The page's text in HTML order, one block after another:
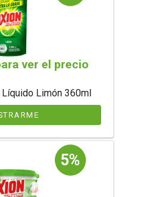
ver el precio
Limón 360ml
5%